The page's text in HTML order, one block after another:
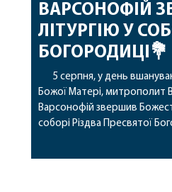
ВАРСОНОФІЙ
ЛІТУРГІЮ У
БОГОРОДИЦІ💐
5 серпня, у день
Божої Матері, митрополит
Варсонофій звершив
соборі Різдва Пресвятої
Його